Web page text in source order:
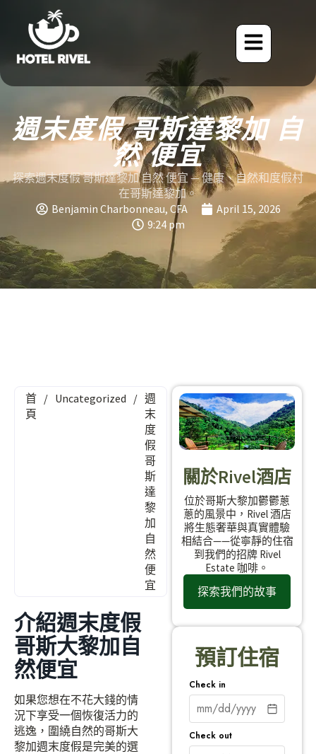
週末度假 哥斯達黎加 自
然 便宜
探索週末度假 哥斯達黎加 自然 便宜 — 健康、自然和度假村
在哥斯達黎加。
Benjamin Charbonneau, CFA
April 15, 2026
9:24 pm
首
頁
/ Uncategorized / 週
末
度
假
哥
斯
達
黎
加
自
然
便
宜
介紹週末度假
哥斯大黎加自
然便宜
如果您想在不花大錢的情
況下享受一個恢復活力的
逃逸，圍繞自然的哥斯大
黎加週末度假是完美的選
關於Rivel酒店
位於哥斯大黎加鬱鬱蔥
蔥的風景中，Rivel 酒店
將生態奢華與真實體驗
相結合——從寧靜的住宿
到我們的招牌 Rivel
Estate 咖啡。
探索我們的故事
預訂住宿
Check in
Check out